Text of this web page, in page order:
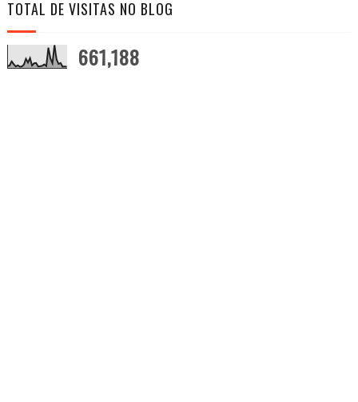
TOTAL DE VISITAS NO BLOG
661,188